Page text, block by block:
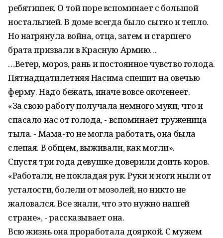
ребятишек. О той поре вспоминает с большой
ностальгией. В доме всегда было сытно и тепло.
Но нагрянула война, отца, затем и старшего
брата призвали в Красную Армию…
…Ветер, мороз, рань и постоянное чувство голода.
Пятнадцатилетняя Насима спешит на овечью
ферму. Надо бежать, иначе вовсе окоченеет.
«За свою работу получала немного муки, что и
спасало нас от голода, - вспоминает труженица
тыла. - Мама-то не могла работать, она была
слепая. В общем, выживали, как могли».
Спустя три года девушке доверили доить коров.
«Работали, не покладая рук. Руки и ноги ныли от
усталости, болели от мозолей, но никто не
жаловался. Все знали, что это нужно нашей
стране», - рассказывает она.
Всю жизнь она проработала дояркой. С мужем